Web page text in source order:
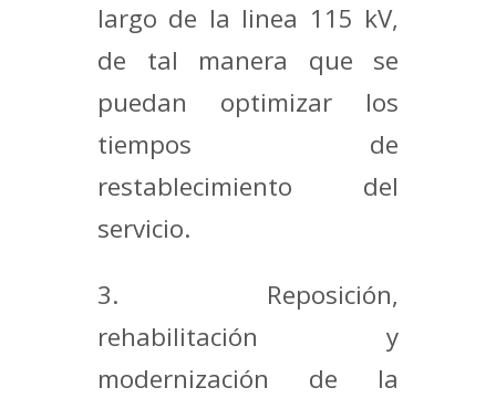
largo de la linea 115 kV,
de tal manera que se
puedan optimizar los
tiempos de
restablecimiento del
servicio.
3. Reposición,
rehabilitación y
modernización de la